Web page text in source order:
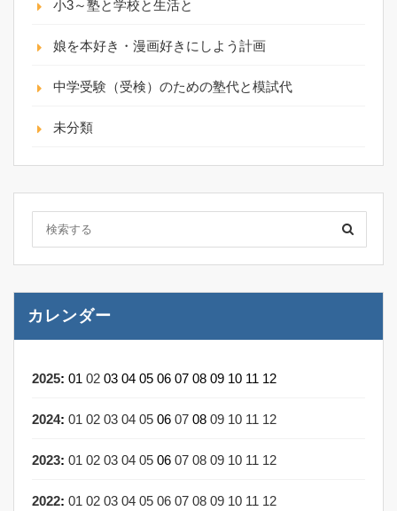
小3～塾と学校と生活と
娘を本好き・漫画好きにしよう計画
中学受験（受検）のための塾代と模試代
未分類
カレンダー
2025: 01 02 03 04 05 06 07 08 09 10 11 12
2024: 01 02 03 04 05 06 07 08 09 10 11 12
2023: 01 02 03 04 05 06 07 08 09 10 11 12
2022: 01 02 03 04 05 06 07 08 09 10 11 12